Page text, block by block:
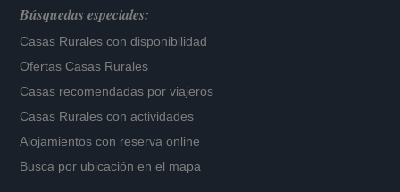
Búsquedas especiales:
Casas Rurales con disponibilidad
Ofertas Casas Rurales
Casas recomendadas por viajeros
Casas Rurales con actividades
Alojamientos con reserva online
Busca por ubicación en el mapa